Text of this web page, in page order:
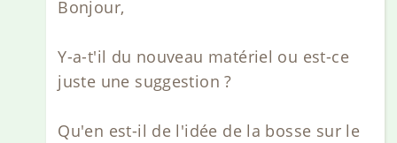
Bonjour,
Y-a-t'il du nouveau matériel ou est-ce
juste une suggestion ?
Qu'en est-il de l'idée de la bosse sur le